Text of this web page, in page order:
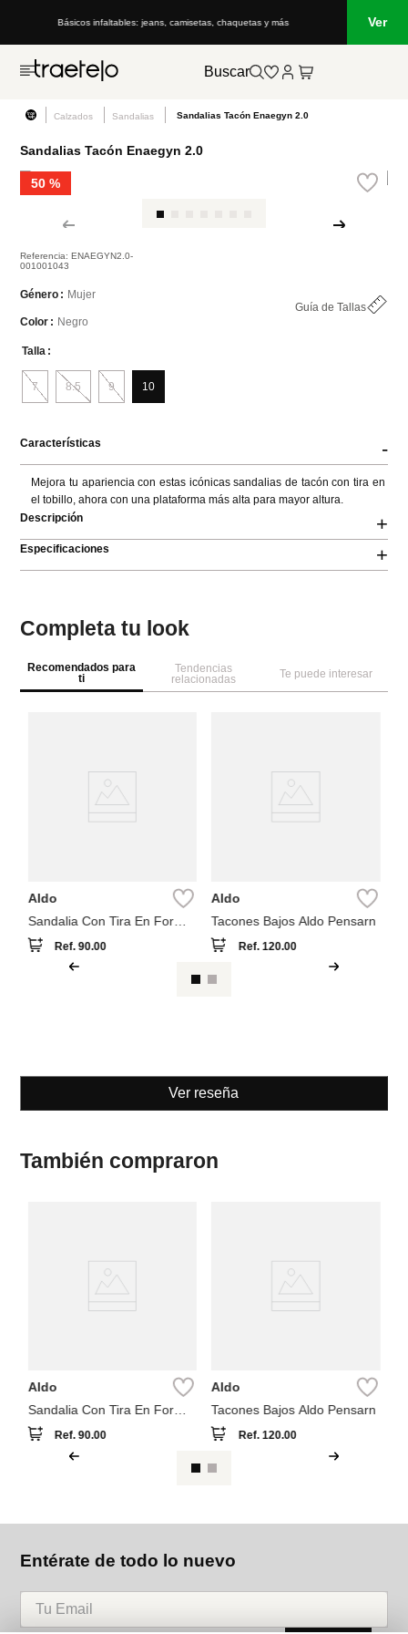
Básicos infaltables: jeans, camisetas, chaquetas y más Ver
Buscar
Calzados Sandalias Sandalias Tacón Enaegyn 2.0
Sandalias Tacón Enaegyn 2.0
50 %
Referencia:ENAEGYN2.0-
001001043
Género
Mujer
Guía de Tallas
Color
Negro
Talla
7 8.5 9 10
Características -
Mejora tu apariencia con estas icónicas sandalias de tacón con tira en
el tobillo, ahora con una plataforma más alta para mayor altura.
Descripción
+
Especificaciones +
Completa tu look
Recomendados para
ti
Tendencias
relacionadas
Te puede interesar
Aldo
Sandalia Con Tira En Forma
De T Aldo Sandstone
Ref.90.00
Aldo
Tacones Bajos Aldo Pensarn
Ref. 120.00
Ver reseña
También compraron
Aldo
Sandalia Con Tira En Forma
De T Aldo Sandstone
Ref.90.00
Aldo
Tacones Bajos Aldo Pensarn
Ref. 120.00
Entérate de todo lo nuevo